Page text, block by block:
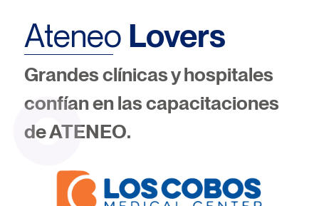
Ateneo Lovers
Grandes clínicas y hospitales
confían en las capacitaciones
deATENEO.